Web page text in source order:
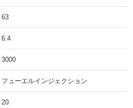
63
6.4
3000
フューエルインジェクション
20